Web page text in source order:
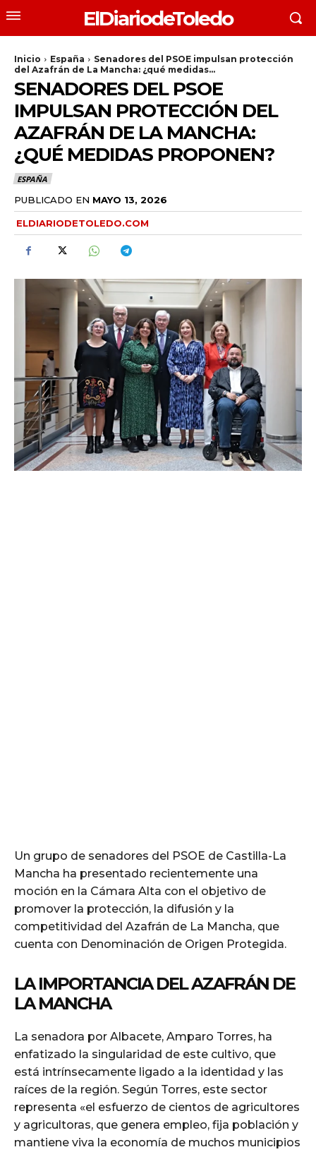
ElDiariodeToledo
Inicio España
Senadores del PSOE impulsan protección
del Azafrán de La Mancha: ¿qué medidas...
SENADORES DEL PSOE
IMPULSAN PROTECCIÓN DEL
AZAFRÁN DE LA MANCHA:
¿QUÉ MEDIDAS PROPONEN?
ESPAÑA
PUBLICADO EN MAYO 13, 2026
ELDIARIODETOLEDO.COM
Un grupo de senadores del PSOE de Castilla-La
Mancha ha presentado recientemente una
moción en la Cámara Alta con el objetivo de
promover la protección, la difusión y la
competitividad del Azafrán de La Mancha, que
cuenta con Denominación de Origen Protegida.
LA IMPORTANCIA DEL AZAFRÁN DE
LA MANCHA
La senadora por Albacete, Amparo Torres, ha
enfatizado la singularidad de este cultivo, que
está intrínsecamente ligado a la identidad y las
raíces de la región. Según Torres, este sector
representa «el esfuerzo de cientos de agricultores
y agricultoras, que genera empleo, fija población y
mantiene viva la economía de muchos municipios